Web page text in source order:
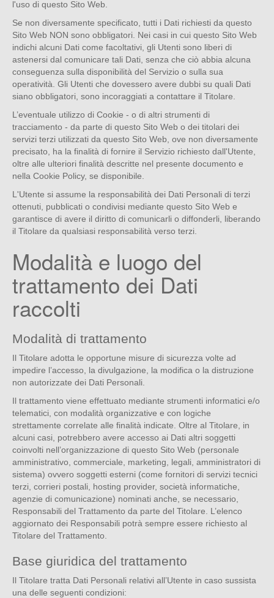
l'uso di questo Sito Web.
Se non diversamente specificato, tutti i Dati richiesti da questo
Sito Web NON sono obbligatori. Nei casi in cui questo Sito Web
indichi alcuni Dati come facoltativi, gli Utenti sono liberi di
astenersi dal comunicare tali Dati, senza che ciò abbia alcuna
conseguenza sulla disponibilità del Servizio o sulla sua
operatività. Gli Utenti che dovessero avere dubbi su quali Dati
siano obbligatori, sono incoraggiati a contattare il Titolare.
L’eventuale utilizzo di Cookie - o di altri strumenti di
tracciamento - da parte di questo Sito Web o dei titolari dei
servizi terzi utilizzati da questo Sito Web, ove non diversamente
precisato, ha la finalità di fornire il Servizio richiesto dall'Utente,
oltre alle ulteriori finalità descritte nel presente documento e
nella Cookie Policy, se disponibile.
L'Utente si assume la responsabilità dei Dati Personali di terzi
ottenuti, pubblicati o condivisi mediante questo Sito Web e
garantisce di avere il diritto di comunicarli o diffonderli, liberando
il Titolare da qualsiasi responsabilità verso terzi.
Modalità e luogo del
trattamento dei Dati
raccolti
Modalità di trattamento
Il Titolare adotta le opportune misure di sicurezza volte ad
impedire l’accesso, la divulgazione, la modifica o la distruzione
non autorizzate dei Dati Personali.
Il trattamento viene effettuato mediante strumenti informatici e/o
telematici, con modalità organizzative e con logiche
strettamente correlate alle finalità indicate. Oltre al Titolare, in
alcuni casi, potrebbero avere accesso ai Dati altri soggetti
coinvolti nell’organizzazione di questo Sito Web (personale
amministrativo, commerciale, marketing, legali, amministratori di
sistema) ovvero soggetti esterni (come fornitori di servizi tecnici
terzi, corrieri postali, hosting provider, società informatiche,
agenzie di comunicazione) nominati anche, se necessario,
Responsabili del Trattamento da parte del Titolare. L’elenco
aggiornato dei Responsabili potrà sempre essere richiesto al
Titolare del Trattamento.
Base giuridica del trattamento
Il Titolare tratta Dati Personali relativi all’Utente in caso sussista
una delle seguenti condizioni: